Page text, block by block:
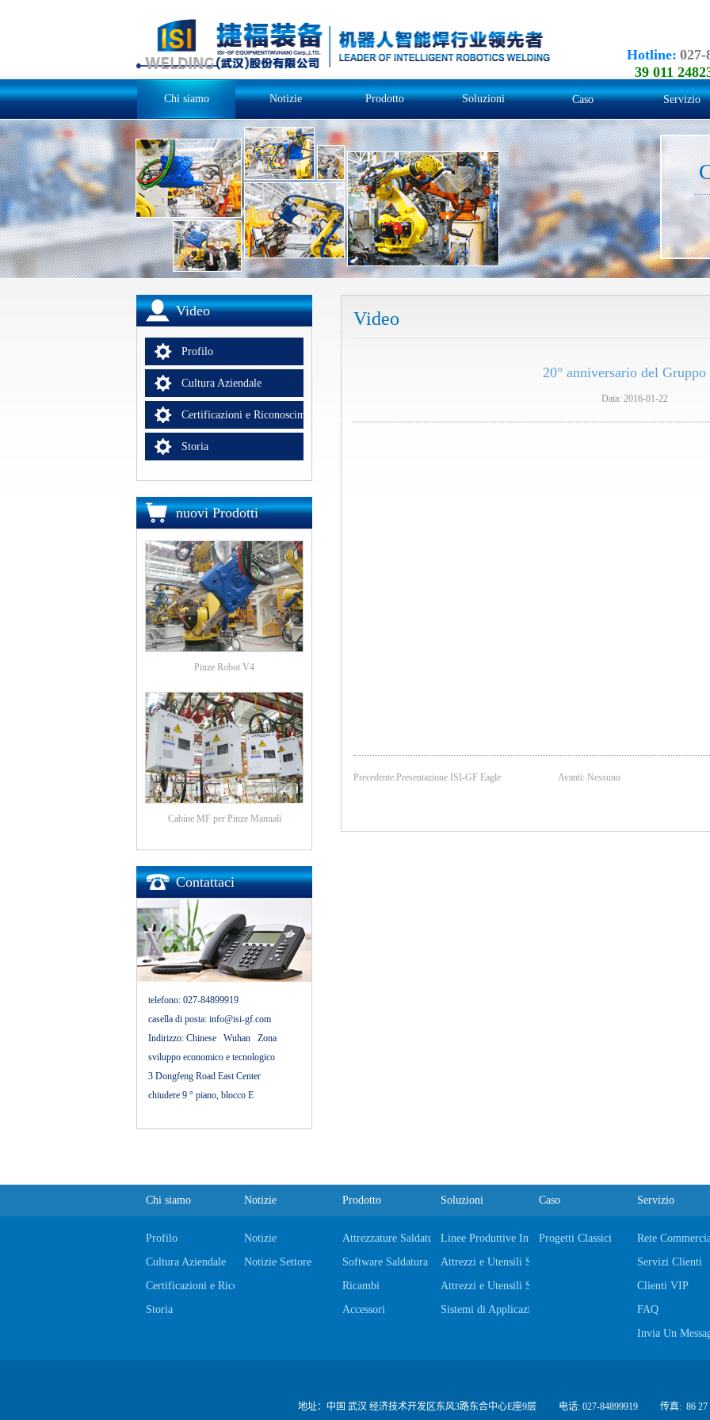
Hotline: 027-
39 011
Chi siamo Notizie Prodotto Soluzioni Caso Servizio
Video
Profilo
Cultura Aziendale
Certificazioni e Riconoscimenti
Storia
nuovi Prodotti
Pinze Robot V4
Cabine MF per Pinze Manuali
Contattaci
telefono: 027-84899919
casella di posta: info@isi-gf.com
Indirizzo: Chinese Wuhan Zona
sviluppo economico e tecnologico
3 Dongfeng Road East Center
chiudere 9 ° piano, blocco E
Video
20° anniversario del
Data: 2016-01-22
Precedente:Presentazione ISI-GF Eagle Avanti: Nessuno
Chi siamo
Profilo
Cultura Aziendale
Certificazioni e Riconoscimenti
Storia
Notizie
Notizie
Notizie Settore
Prodotto
Attrezzature Saldatura a Resistenza
Software Saldatura a Resistenza
Ricambi
Accessori
Soluzioni
Linee Produttive Integrate e Automatiche Automobil
Attrezzi e Utensili Saldatura Automobili
Attrezzi e Utensili Saldatura Settore Ferroviario
Sistemi di Applicazione di Collanti
Caso
Progetti Classici
Servizio
Rete
Servizi Clienti
Clienti VIP
FAQ
Invia Un
地址： 中国 武汉 经济技术开发区东风3路东合中心E座9层 电话: 027-84899919 传真: 86 27